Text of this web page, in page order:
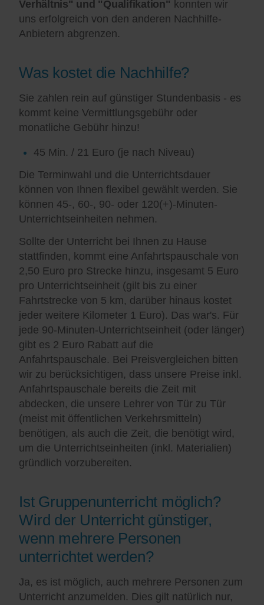
Verhältnis" und "Qualifikation" konnten wir
uns erfolgreich von den anderen Nachhilfe-
Anbietern abgrenzen.
Was kostet die Nachhilfe?
Sie zahlen rein auf günstiger Stundenbasis - es
kommt keine Vermittlungsgebühr oder
monatliche Gebühr hinzu!
45 Min. / 21 Euro (je nach Niveau)
Die Terminwahl und die Unterrichtsdauer
können von Ihnen flexibel gewählt werden. Sie
können 45-, 60-, 90- oder 120(+)-Minuten-
Unterrichtseinheiten nehmen.
Sollte der Unterricht bei Ihnen zu Hause
stattfinden, kommt eine Anfahrtspauschale von
2,50 Euro pro Strecke hinzu, insgesamt 5 Euro
pro Unterrichtseinheit (gilt bis zu einer
Fahrtstrecke von 5 km, darüber hinaus kostet
jeder weitere Kilometer 1 Euro). Das war's. Für
jede 90-Minuten-Unterrichtseinheit (oder länger)
gibt es 2 Euro Rabatt auf die
Anfahrtspauschale. Bei Preisvergleichen bitten
wir zu berücksichtigen, dass unsere Preise inkl.
Anfahrtspauschale bereits die Zeit mit
abdecken, die unsere Lehrer von Tür zu Tür
(meist mit öffentlichen Verkehrsmitteln)
benötigen, als auch die Zeit, die benötigt wird,
um die Unterrichtseinheiten (inkl. Materialien)
gründlich vorzubereiten.
Ist Gruppenunterricht möglich?
Wird der Unterricht günstiger,
wenn mehrere Personen
unterrichtet werden?
Ja, es ist möglich, auch mehrere Personen zum
Unterricht anzumelden. Dies gilt natürlich nur,